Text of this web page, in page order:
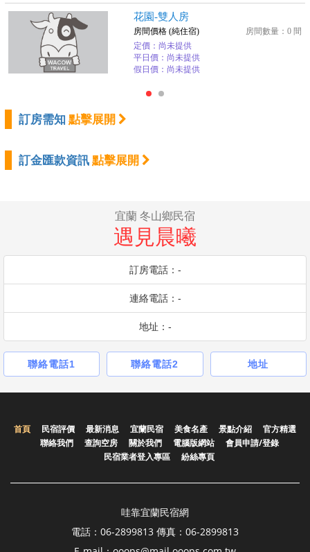
花園-雙人房
房間數量：0 間
房間價格 (純住宿)
定價：尚未提供
平日價：尚未提供
假日價：尚未提供
訂房需知 點擊展開
訂金匯款資訊 點擊展開
宜蘭 冬山鄉民宿
遇見晨曦
訂房電話：-
連絡電話：-
地址：-
聯絡電話1 聯絡電話2 地址
首頁 民宿評價 最新消息 宜蘭民宿 美食名產 景點介紹
官方精選
聯絡我們
查詢空房 關於我們 電腦版網站
會員申請/登錄
民宿業者登入專區
紛絲專頁
哇靠宜蘭民宿網
電話：06-2899813 傳真：06-2899813